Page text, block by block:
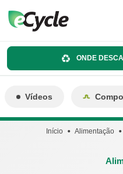
ONDE
Vídeos
Início Alimentação